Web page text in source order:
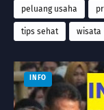
peluang usaha
tips sehat wisata
INFO